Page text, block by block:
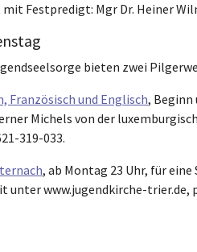
Festpredigt: Mgr Dr. Heiner
bieten zwei
und Englisch, Beginn
Michels von der
319-033.
, ab Montag 23 Uhr, für
www.jugendkirche-trier.de,